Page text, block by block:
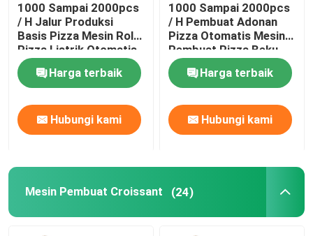
1000 Sampai 2000pcs
/ H Jalur Produksi
Basis Pizza Mesin Rol
Pizza Listrik Otomatis
Harga terbaik
Hubungi kami
1000 Sampai 2000pcs
/ H Pembuat Adonan
Pizza Otomatis Mesin
Pembuat Pizza Beku
Dengan Docker
Harga terbaik
Hubungi kami
Mesin Pembuat Croissant (24)